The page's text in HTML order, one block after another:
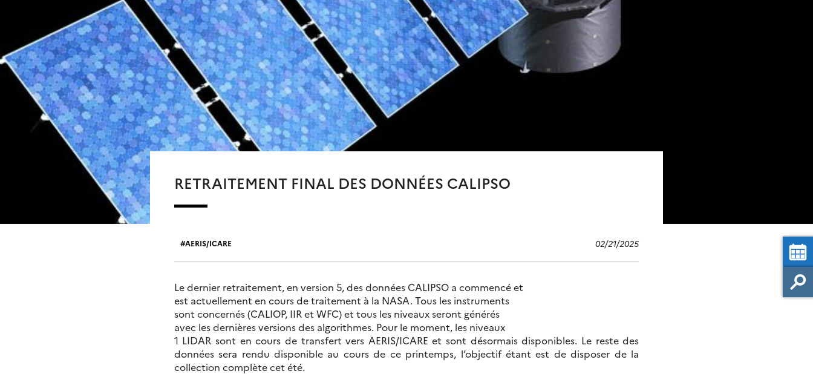
RETRAITEMENT FINAL DES DONNÉES CALIPSO
AERIS/ICARE 02/21/2025
Le dernier retraitement, en version 5, des données CALIPSO a commencé et
est actuellement en cours de traitement à la NASA. Tous les instruments
sont concernés (CALIOP, IIR et WFC) et tous les niveaux seront générés
avec les dernières versions des algorithmes. Pour le moment, les niveaux
1 LIDAR sont en cours de transfert vers AERIS/ICARE et sont désormais disponibles. Le reste des
données sera rendu disponible au cours de ce printemps, l’objectif étant est de disposer de la
collection complète cet été.